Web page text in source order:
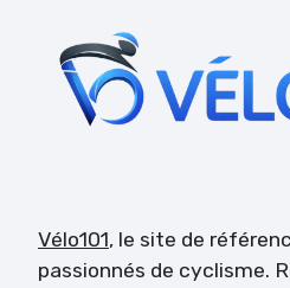
Vélo101, le site de
passionnés de cyclisme.